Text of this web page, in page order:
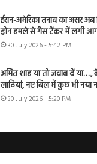
ईरान-अमेरिका तनाव का असर अब
ड्रोन हमले से गैस टैंकर में लगी
30 July 2026 - 5:42 PM
अमित शाह या तो जवाब दें या….,
लाठियां, नए बिल में कुछ भी नया
30 July 2026 - 5:20 PM